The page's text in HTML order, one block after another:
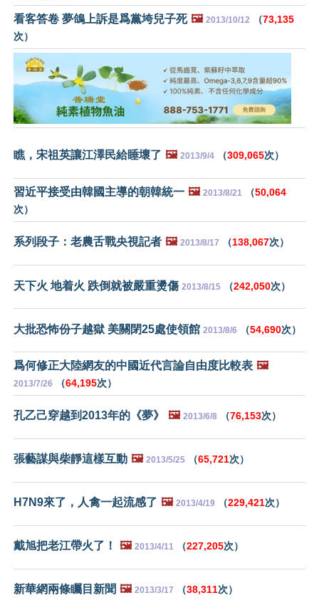
看客答卷 夢鴿上訴是爲黨垮兒子死 🖼️ 2013/10/12 （73,135
次）
瞧，宋祖英讓江澤民給睡壞了 🖼️ 2013/9/4 （309,065次）
習近平接受由韓國主導的朝韓統一 🖼️ 2013/8/21 （50,064
次）
系列段子：老農舌戰央視記者 🖼️ 2013/8/17 （138,067次）
天下火 地着火 跌倒就被嚴重燙傷 2013/8/15 （242,050次）
大批恐怖份子越獄 美關閉25處使領館 2013/8/6 （54,690次）
爲何修正大陸網友的中國近代言論自由度比較表 🖼️
2013/7/26 （64,195次）
孔乙己穿越到2013年的《夢》 🖼️ 2013/6/8 （76,153次）
張藝謀與柴靜這樣互動 🖼️ 2013/5/25 （65,721次）
H7N9來了，人禽一起流感了 🖼️ 2013/4/19 （229,421次）
戴旭把老江帶火了！ 🖼️ 2013/4/11 （227,205次）
新華網兩條矚目新聞 🖼️ 2013/3/17 （38,311次）